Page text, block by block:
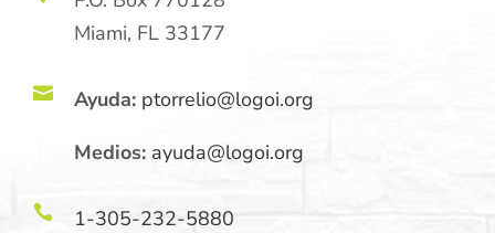
Miami, FL 33177
 Ayuda: ptorrelio@logoi.org
Medios: ayuda@logoi.org
 1-305-232-5880